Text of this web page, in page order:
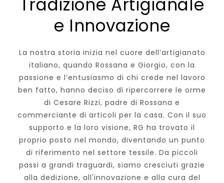
e Innovazione
La nostra storia inizia nel cuore dell’artigianato
italiano, quando Rossana e Giorgio, con la
passione e l’entusiasmo di chi crede nel lavoro
ben fatto, hanno deciso di ripercorrere le orme
di Cesare Rizzi, padre di Rossana e
commerciante di articoli per la casa. Con il suo
supporto e la loro visione, RG ha trovato il
proprio posto nel mondo, diventando un punto
di riferimento nel settore tessile. Da piccoli
passi a grandi traguardi, siamo cresciuti grazie
alla dedizione, all'innovazione e alla cura del